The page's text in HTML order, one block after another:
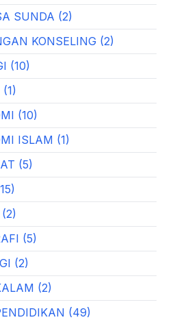
SUNDA (2)
KONSELING (2)
(10)
(10)
ISLAM (1)
(5)
(5)
(2)
(2)
(49)